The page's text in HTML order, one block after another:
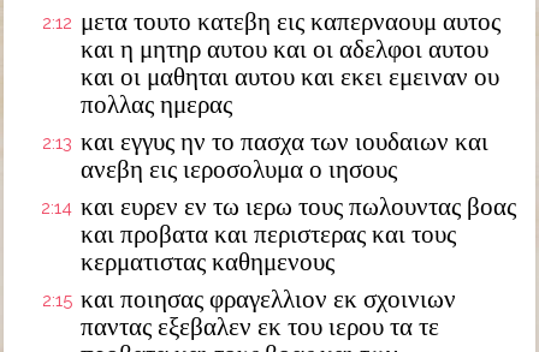
2:12 μετα τουτο κατεβη εις καπερναουμ αυτος
και η μητηρ αυτου και οι αδελφοι αυτου
και οι μαθηται αυτου και εκει εμειναν ου
πολλας ημερας
2:13 και εγγυς ην το πασχα των ιουδαιων και
ανεβη εις ιεροσολυμα ο ιησους
2:14 και ευρεν εν τω ιερω τους πωλουντας βοας
και προβατα και περιστερας και τους
κερματιστας καθημενους
2:15 και ποιησας φραγελλιον εκ σχοινιων
παντας εξεβαλεν εκ του ιερου τα τε